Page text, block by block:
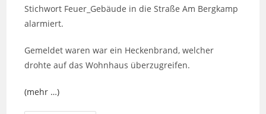
Stichwort Feuer_Gebäude in die Straße Am Bergkamp
alarmiert.
Gemeldet waren war ein Heckenbrand, welcher
drohte auf das Wohnhaus überzugreifen.
(mehr …)